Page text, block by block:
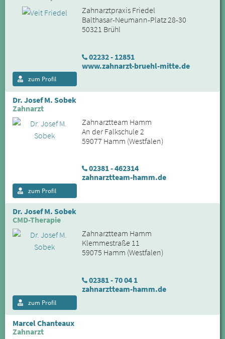
Zahnarztpraxis Friedel
Balthasar-Neumann-Platz 28-30
50321 Brühl
02232 - 12851
www.zahnarzt-bruehl-mitte.de
zum Profil
Dr. Josef M. Sobek
Zahnarzt
Zahnarztteam Hamm
An der Falkschule 2
59077 Hamm (Westfalen)
02381 - 462314
zahnarztteam-hamm.de
zum Profil
Dr. Josef M. Sobek
CMD-Therapie
Zahnarztteam Hamm
Klemmestraße 11
59075 Hamm (Westfalen)
02381 - 70 04 1
zahnarztteam-hamm.de
zum Profil
Marcel Chanteaux
Zahnarzt